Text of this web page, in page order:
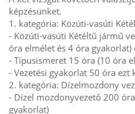
képzésünket.
1. kategória: Közúti-vasúti
- Közúti-vasúti Kétéltű jármű
óra elmélet és 4 óra gyakorlat)
- Típusismeret 15 óra (10 óra
- Vezetési gyakorlat 50 óra ezt
2. kategória: Dízelmozdony
- Dízel mozdonyvezető 200
gyakorlat)